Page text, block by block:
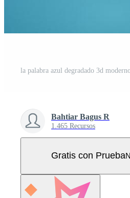
Bahtiar Bagus R
1.465 Recursos
Gratis con Prueba